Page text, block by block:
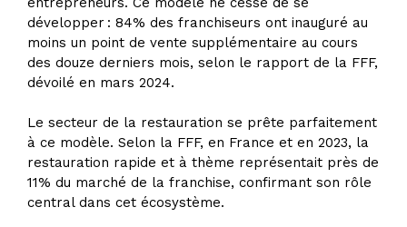
développer : 84% des franchiseurs ont inauguré au
moins un point de vente supplémentaire au cours
des douze derniers mois, selon le rapport de la FFF,
dévoilé en mars 2024.
Le secteur de la restauration se prête parfaitement
à ce modèle. Selon la FFF, en France et en 2023, la
restauration rapide et à thème représentait près de
11% du marché de la franchise, confirmant son rôle
central dans cet écosystème.